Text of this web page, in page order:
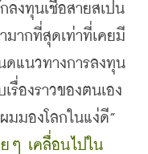
ลงทุนเชื้อสายสเปน
มากที่สุดเท่าที่เคยมี
ดแนวทางการลงทุน
รื่องราวของตนเอง
มมองโลกในแง่ดี”
ๆ เคลื่อนไปใน